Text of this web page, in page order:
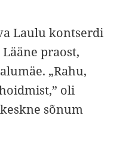
Laulu kontserdi
praost,
„Rahu,
oli
sõnum